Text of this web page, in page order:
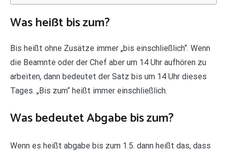
Was heißt bis zum?
Bis heißt ohne Zusätze immer „bis einschließlich“. Wenn
die Beamnte oder der Chef aber um 14 Uhr aufhören zu
arbeiten, dann bedeutet der Satz bis um 14 Uhr dieses
Tages. „Bis zum“ heißt immer einschließlich.
Was bedeutet Abgabe bis zum?
Wenn es heißt abgabe bis zum 1.5. dann heißt das, dass